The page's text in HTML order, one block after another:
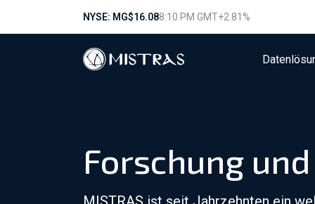
NYSE: MG$16.088:10 PM GMT+2.81%
Forschung